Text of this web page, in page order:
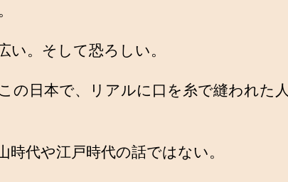
い。そして恐ろしい。
の日本で、リアルに口を糸で縫われた人
時代や江戸時代の話ではない。